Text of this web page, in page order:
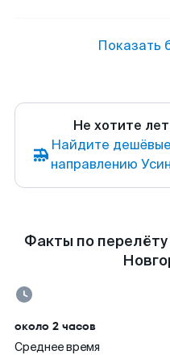
Показать
Не хотите
Найдите
направлению
Факты по
около 2 часов
Среднее время